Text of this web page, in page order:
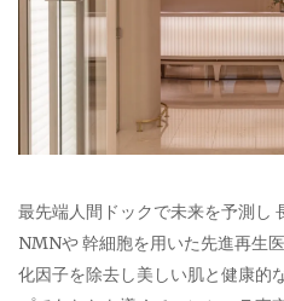
最先端人間ドックで未来を予測し
NMNや 幹細胞を用いた先進再生
化因子を除去し美しい肌と健康的